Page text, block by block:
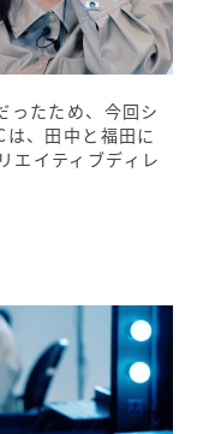
ったため、今回シ
、田中と福田に
エイティブディレ